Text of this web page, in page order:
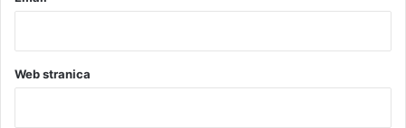
Web stranica